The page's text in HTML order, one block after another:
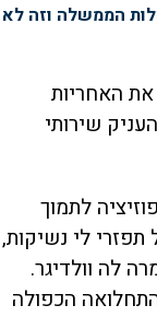
הממשלה וזה לא
האחריות
שירותי
לתמוך
לי נשיקות,
לה וולדיגר.
הכפולה